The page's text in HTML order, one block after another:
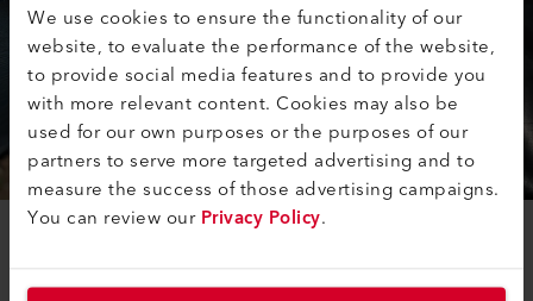
We use cookies to ensure the functionality of our
website, to evaluate the performance of the website,
to provide social media features and to provide you
with more relevant content. Cookies may also be
used for our own purposes or the purposes of our
partners to serve more targeted advertising and to
measure the success of those advertising campaigns.
You can review ourPrivacy Policy.